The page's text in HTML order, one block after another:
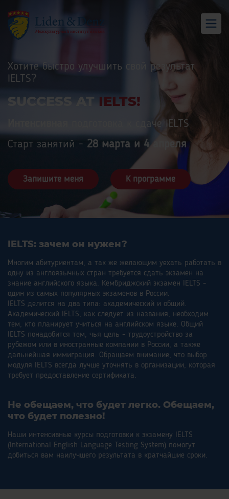
Хотите быстро улучшить cвой результат
IELTS?
SUCCESS AT IELTS!
подготовка к сдаче IELTS
Старт занятий - 28 марта и 4 апреля
Запишите меня К программе
IELTS: зачем он нужен?
Многим абитуриентам, а так же желающим уехать работать в
одну из англоязычных стран требуется сдать экзамен на
знание английского языка. Кембриджский экзамен IELTS -
один из самых популярных экзаменов в России.
IELTS делится на два типа: академический и общий.
Академический IELTS, как следует из названия, необходим
тем, кто планирует учиться на английском языке. Общий
IELTS понадобится тем, чья цель - трудоустройство за
рубежом или в иностранные компании в России, а также
дальнейшая иммиграция. Обращаем внимание, что выбор
модуля IELTS всегда лучше уточнять в организации, которая
требует предоставление сертификата.
Не обещаем, что будет легко. Обещаем,
что будет полезно!
Наши интенсивные курсы подготовки к экзамену IELTS
(International English Language Testing System) помогут
добиться вам наилучшего результата в кратчайшие сроки.